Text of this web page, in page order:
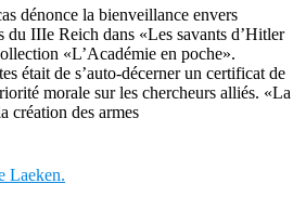
dénonce la bienveillance envers
du IIIe Reich dans «Les savants d’Hitler
«L’Académie en poche».
était de s’auto-décerner un certificat de
morale sur les chercheurs alliés. «La
création des armes